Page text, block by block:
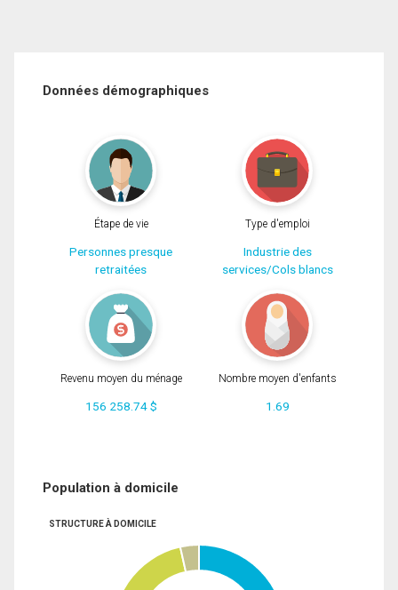
Données démographiques
Étape de vie
Personnes presque
retraitées
Type d'emploi
Industrie des
services/Cols blancs
Revenu moyen du ménage
156 258.74 $
Nombre moyen d'enfants
1.69
Population à domicile
STRUCTURE À DOMICILE